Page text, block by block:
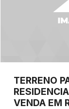
TERRENO
VENDA EM